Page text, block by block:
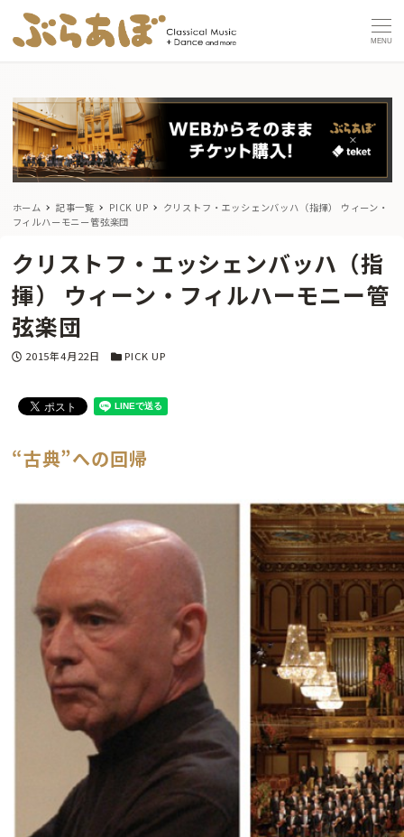
MENU
ホーム 記事一覧 PICK UP
クリストフ・エッシェンバッハ（指揮） ウィーン・
フィルハーモニー管弦楽団
クリストフ・エッシェンバッハ（指
揮） ウィーン・フィルハーモニー管
弦楽団
投稿日
2015年4月22日 カテゴリー
PICK UP
“古典”への回帰